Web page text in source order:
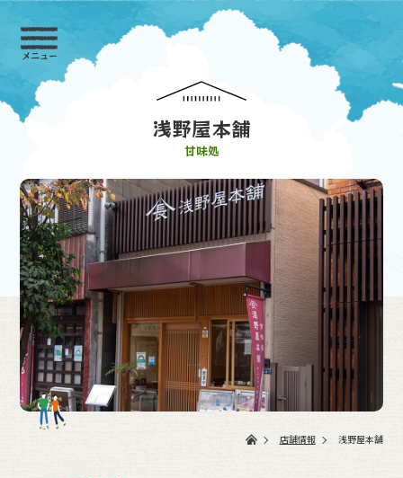
メニュー
浅野屋本舗
甘味処
店舗情報 浅野屋本舗